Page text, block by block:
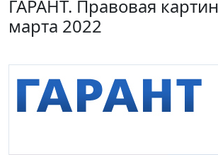
ГАРАНТ. Правовая
марта 2022